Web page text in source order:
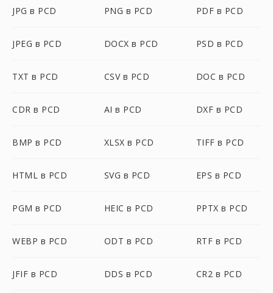
JPG в PCD PNG в PCD PDF в PCD
JPEG в PCD DOCX в PCD PSD в PCD
TXT в PCD CSV в PCD DOC в PCD
CDR в PCD AI в PCD DXF в PCD
BMP в PCD XLSX в PCD TIFF в PCD
HTML в PCD SVG в PCD EPS в PCD
PGM в PCD HEIC в PCD PPTX в PCD
WEBP в PCD ODT в PCD RTF в PCD
JFIF в PCD DDS в PCD CR2 в PCD